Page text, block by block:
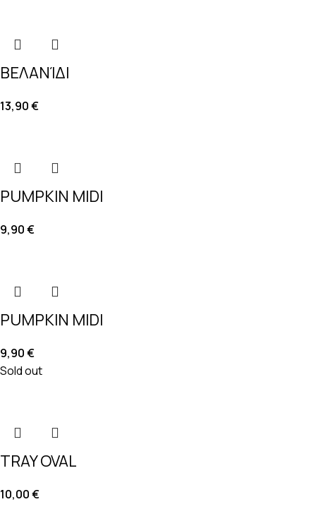
ΒΕΛΑΝΊΔΙ
13,90€
PUMPKIN MIDI
9,90€
PUMPKIN MIDI
9,90€
Sold out
TRAY OVAL
10,00€